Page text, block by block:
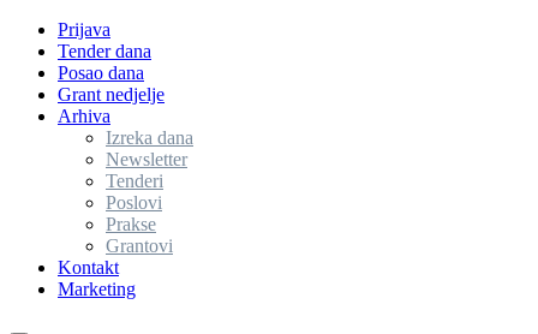
Prijava
Tender dana
Posao dana
Grant nedjelje
Arhiva
Izreka dana
Newsletter
Tenderi
Poslovi
Prakse
Grantovi
Kontakt
Marketing